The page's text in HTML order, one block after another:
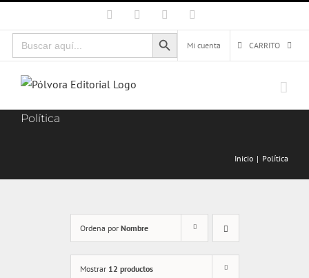
al
contenido
Facebook Instagram
Buscar:
Botón de búsqueda
Mi cuenta
CARRITO
Política
Inicio Política
Ordena por Nombre
Mostrar 12 productos